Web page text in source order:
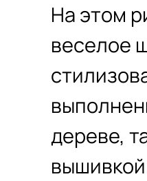
На этом
веселое
дереве,